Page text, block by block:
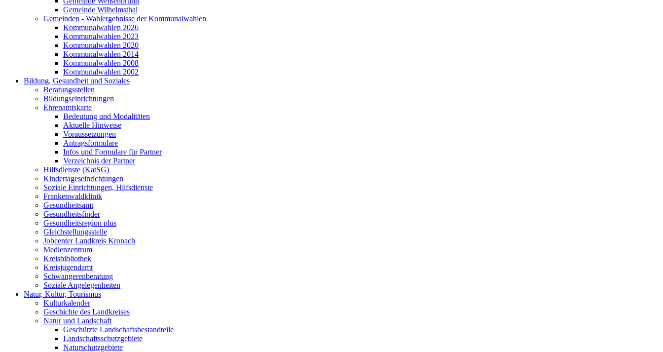
Gemeinde Wilhelmsthal
Gemeinden - Wahlergebnisse der Kommunalwahlen
Kommunalwahlen 2026
Kommunalwahlen 2023
Kommunalwahlen 2020
Kommunalwahlen 2014
Kommunalwahlen 2008
Kommunalwahlen 2002
Bildung, Gesundheit und Soziales
Beratungsstellen
Bildungseinrichtungen
Ehrenamtskarte
Bedeutung und Modalitäten
Aktuelle Hinweise
Voraussetzungen
Antragsformulare
Infos und Formulare für Partner
Verzeichnis der Partner
Hilfsdienste (KatSG)
Kindertageseinrichtungen
Soziale Einrichtungen, Hilfsdienste
Frankenwaldklinik
Gesundheitsamt
Gesundheitsfinder
Gesundheitsregion plus
Gleichstellungsstelle
Jobcenter Landkreis Kronach
Medienzentrum
Kreisbibliothek
Kreisjugendamt
Schwangerenberatung
Soziale Angelegenheiten
Natur, Kultur, Tourismus
Kulturkalender
Geschichte des Landkreises
Natur und Landschaft
Geschützte Landschaftsbestandteile
Landschaftsschutzgebiete
Naturschutzgebiete